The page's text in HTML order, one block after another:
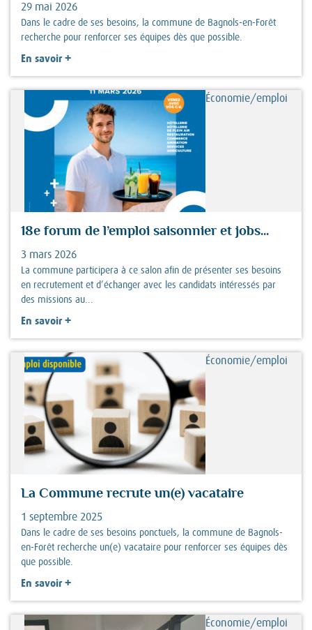
29 mai 2026
Dans le cadre de ses besoins, la commune de Bagnols-en-Forêt
recherche pour renforcer ses équipes dès que possible.
En savoir +
Économie/emploi
18e forum de l’emploi saisonnier et jobs...
3 mars 2026
La commune participera à ce salon afin de présenter ses besoins
en recrutement et d’échanger avec les candidats intéressés par
des missions au...
En savoir +
Économie/emploi
La Commune recrute un(e) vacataire
1 septembre 2025
Dans le cadre de ses besoins ponctuels, la commune de Bagnols-
en-Forêt recherche un(e) vacataire pour renforcer ses équipes dès
que possible.
En savoir +
Économie/emploi